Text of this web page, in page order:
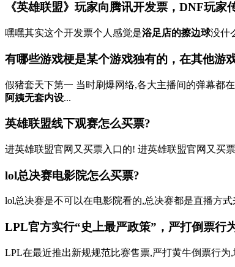
《英雄联盟》玩家向腾讯开发票，DNF玩家
嘿嘿其实这个开发票个人感觉是浴足店的擦边球没什
有哪些游戏梗是某个游戏独有的，在其他游
假猪套天下第一 当时刷爆网络,各大主播间的弹幕都
阿姨无套内设...
英雄联盟线下观赛怎么买票?
进英雄联盟官网又买票入口的! 进英雄联盟官网又买
lol总决赛电影院怎么买票?
lol总决赛是不可以在电影院看的,总决赛都是直播方
LPL官方实行“史上最严政策”，严打倒票行
LPL在最近推出新规规范比赛售票,严打黄牛倒票行